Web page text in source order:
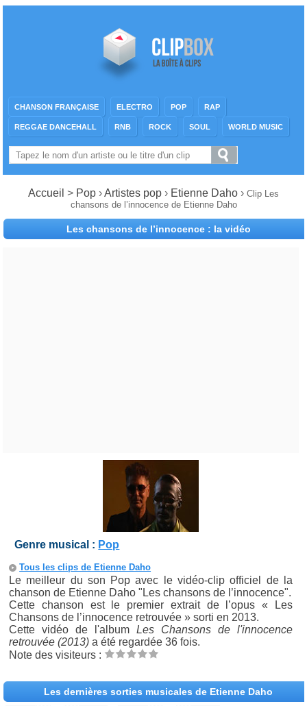
CHANSON FRANÇAISE ELECTRO POP RAP
REGGAE DANCEHALL RNB ROCK SOUL WORLD MUSIC
Accueil > Pop ›Artistes pop › Etienne Daho › Clip Les
chansons de l’innocence de Etienne Daho
Les chansons de l’innocence : la vidéo
Genre musical : Pop
Tous les clips de Etienne Daho
Le meilleur du son Pop avec le vidéo-clip officiel de la
chanson de Etienne Daho "Les chansons de l’innocence".
Cette chanson est le premier extrait de l’opus « Les
Chansons de l’innocence retrouvée » sorti en 2013.
Cette vidéo de l'album Les Chansons de l'innocence
retrouvée (2013) a été regardée 36 fois.
Note des visiteurs :
Les dernières sorties musicales de Etienne Daho